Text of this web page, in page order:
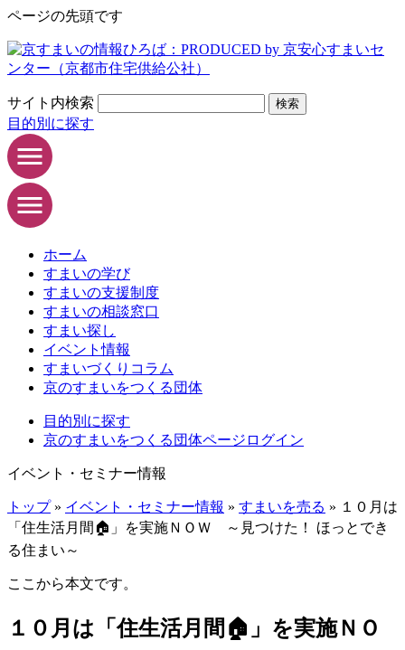
ページの先頭です
サイト内検索 検索
目的別に探す
ホーム
すまいの学び
すまいの支援制度
すまいの相談窓口
すまい探し
イベント情報
すまいづくりコラム
京のすまいをつくる団体
目的別に探す
京のすまいをつくる団体ページログイン
イベント・セミナー情報
トップ» イベント・セミナー情報 » すまいを売る » １０月は
「住生活月間🏠」を実施ＮＯＷ ～見つけた！ ほっとでき
る住まい～
ここから本文です。
１０月は「住生活月間🏠」を実施ＮＯ